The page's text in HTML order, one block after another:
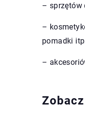
– sprzętów
–
pomadki
–